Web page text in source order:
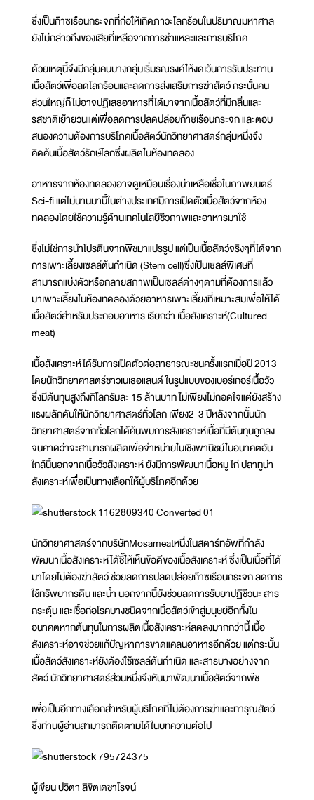
ซึ่งเป็นก๊าซเรือนกระจกที่ก่อให้เกิดภาวะโลกร้อนในปริมาณมหาศาล
ยังไม่กล่าวถึงของเสียที่เหลือจากการชำแหละและการบริโภค
ด้วยเหตุนี้จึงมีกลุ่มคนบางกลุ่มเริ่มรณรงค์ให้งดเว้นการรับประทาน
เนื้อสัตว์เพื่อลดโลกร้อนและลดการส่งเสริมการฆ่าสัตว์ กระนั้นคน
ส่วนใหญ่ก็ไม่อาจปฏิเสธอาหารที่ได้มาจากเนื้อสัตว์ที่มีกลิ่นและ
รสชาติเย้ายวนแต่เพื่อลดการปลดปล่อยก๊าซเรือนกระจก และตอบ
สนองความต้องการบริโภคเนื้อสัตว์นักวิทยาศาสตร์กลุ่มหนึ่งจึง
คิดค้นเนื้อสัตว์รักษ์โลกซึ่งผลิตในห้องทดลอง
อาหารจากห้องทดลองอาจดูเหมือนเรื่องน่าเหลือเชื่อในภาพยนตร์
Sci-fi แต่ไม่นานมานี้ในต่างประเทศมีการเปิดตัวเนื้อสัตว์จากห้อง
ทดลองโดยใช้ความรู้ด้านเทคโนโลยีชีวภาพและอาหารมาใช้
ซึ่งไม่ใช่การนำโปรตีนจากพืชมาแปรรูป แต่เป็นเนื้อสัตว์จริงๆที่ได้จาก
การเพาะเลี้ยงเซลล์ต้นกำเนิด (Stem cell)ซึ่งเป็นเซลล์พิเศษที่
สามารถแบ่งตัวหรือกลายสภาพเป็นเซลล์ต่างๆตามที่ต้องการแล้ว
มาเพาะเลี้ยงในห้องทดลองด้วยอาหารเพาะเลี้ยงที่เหมาะสมเพื่อให้ได้
เนื้อสัตว์สำหรับประกอบอาหาร เรียกว่า เนื้อสังเคราะห์(Cultured
meat)
เนื้อสังเคราะห์ได้รับการเปิดตัวต่อสาธารณะชนครั้งแรกเมื่อปี 2013
โดยนักวิทยาศาสตร์ชาวเนเธอแลนด์ ในรูปแบบของเบอร์เกอร์เนื้อวัว
ซึ่งมีต้นทุนสูงถึงกิโลกรัมละ 15 ล้านบาท ไม่เพียงไม่ถอดใจแต่ยังสร้าง
แรงผลักดันให้นักวิทยาศาสตร์ทั่วโลก เพียง2-3 ปีหลังจากนั้นนัก
วิทยาศาสตร์จากทั่วโลกได้ค้นพบการสังเคราะห์เนื้อที่มีต้นทุนถูกลง
จนคาดว่าจะสามารถผลิตเพื่อจำหน่ายในเชิงพานิชย์ในอนาคตอัน
ใกล้นี้นอกจากเนื้อวัวสังเคราะห์ ยังมีการพัฒนาเนื้อหมู ไก่ ปลาทูน่า
สังเคราะห์เพื่อเป็นทางเลือกให้ผู้บริโภคอีกด้วย
นักวิทยาศาสตร์จากบริษัทMosameatหนึ่งในสตาร์ทอัพที่กำลัง
พัฒนาเนื้อสังเคราะห์ได้ชี้ให้เห็นข้อดีของเนื้อสังเคราะห์ ซึ่งเป็นเนื้อที่ได้
มาโดยไม่ต้องฆ่าสัตว์ ช่วยลดการปลดปล่อยก๊าซเรือนกระจก ลดการ
ใช้ทรัพยากรดิน และน้ำ นอกจากนี้ยังช่วยลดการรับยาปฏิชีวนะ สาร
กระตุ้น และเชื้อก่อโรคบางชนิดจากเนื้อสัตว์เข้าสู่มนุษย์อีกทั้งใน
อนาคตหากต้นทุนในการผลิตเนื้อสังเคราะห์ลดลงมากกว่านี้ เนื้อ
สังเคราะห์อาจช่วยแก้ปัญหาการขาดแคลนอาหารอีกด้วย แต่กระนั้น
เนื้อสัตว์สังเคราะห์ยังต้องใช้เซลล์ต้นกำเนิด และสารบางอย่างจาก
สัตว์ นักวิทยาศาสตร์ส่วนหนึ่งจึงหันมาพัฒนาเนื้อสัตว์จากพืช
เพื่อเป็นอีกทางเลือกสำหรับผู้บริโภคที่ไม่ต้องการฆ่าและทารุณสัตว์
ซึ่งท่านผู้อ่านสามารถติดตามได้ในบทความต่อไป
ผู้เขียน ปวิตา ลิขิตเดชาโรจน์